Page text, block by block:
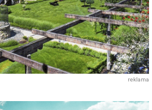
reklama